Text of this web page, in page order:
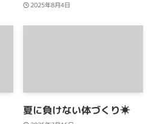
2025年8月4日
夏に負けない体づくり☀